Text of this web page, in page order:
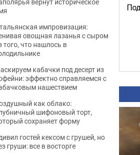
импровизация:
овощная лазанья с сыром
того, что нашлось в
кабачки под десерт из
эффектно справляемся с
нашествием
как облако:
шифоновый торт,
сохраняет форму
гостей кексом с грушей, но
груши: все в восторге